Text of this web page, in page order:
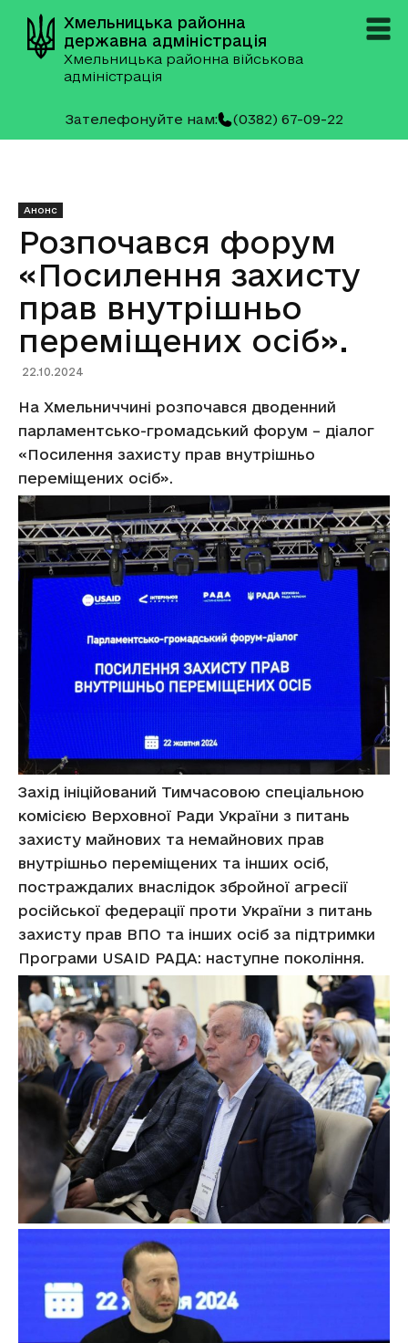
Хмельницька районна
державна адміністрація
Хмельницька районна військова
адміністрація
Зателефонуйте нам: (0382) 67-09-22
Анонс
Розпочався форум
«Посилення захисту
прав внутрішньо
переміщених осіб».
22.10.2024
На Хмельниччині розпочався дводенний
парламентсько-громадський форум – діалог
«Посилення захисту прав внутрішньо
переміщених осіб».
Захід ініційований Тимчасовою спеціальною
комісією Верховної Ради України з питань
захисту майнових та немайнових прав
внутрішньо переміщених та інших осіб,
постраждалих внаслідок збройної агресії
російської федерації проти України з питань
захисту прав ВПО та інших осіб за підтримки
Програми USAID РАДА: наступне покоління.